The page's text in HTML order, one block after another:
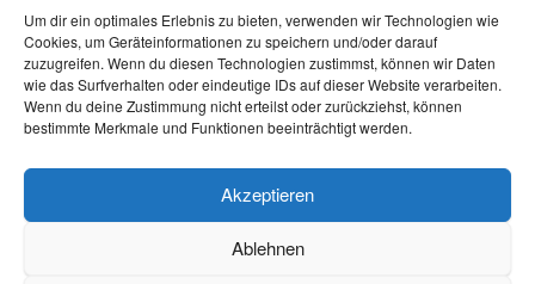
Um dir ein optimales Erlebnis zu bieten, verwenden wir Technologien wie
Cookies, um Geräteinformationen zu speichern und/oder darauf
zuzugreifen. Wenn du diesen Technologien zustimmst, können wir Daten
wie das Surfverhalten oder eindeutige IDs auf dieser Website verarbeiten.
Wenn du deine Zustimmung nicht erteilst oder zurückziehst, können
bestimmte Merkmale und Funktionen beeinträchtigt werden.
Akzeptieren
Ablehnen
2) Wir brauchen Zeit für die Umstellung. Z.B. für sportliche
Aktivitäten wird angegeben, dass es mindestens 21 Tage
braucht, bis eine neue Gewohnheit etabliert ist.
3) Oft fehlt auch dir richtige Strategie, damit es gelingen kann.
in alte Verhaltensmuster zu fallen, ist das Vorhaben meistens
zum Scheitern verurteilt.